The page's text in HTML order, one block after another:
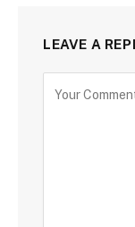
LEAVE A